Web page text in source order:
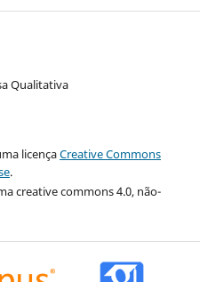
Qualitativa
licençaCreative Commons
.
creative commons 4.0, não-